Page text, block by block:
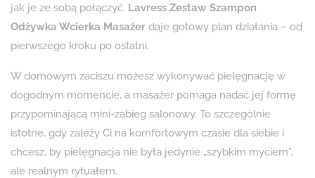
jak je ze sobą połączyć. Lavress Zestaw Szampon
Odżywka Wcierka Masażer daje gotowy plan działania – od
pierwszego kroku po ostatni.
W domowym zaciszu możesz wykonywać pielęgnację w
dogodnym momencie, a masażer pomaga nadać jej formę
przypominającą mini-zabieg salonowy. To szczególnie
istotne, gdy zależy Ci na komfortowym czasie dla siebie i
chcesz, by pielęgnacja nie była jedynie „szybkim myciem”,
ale realnym rytuałem.